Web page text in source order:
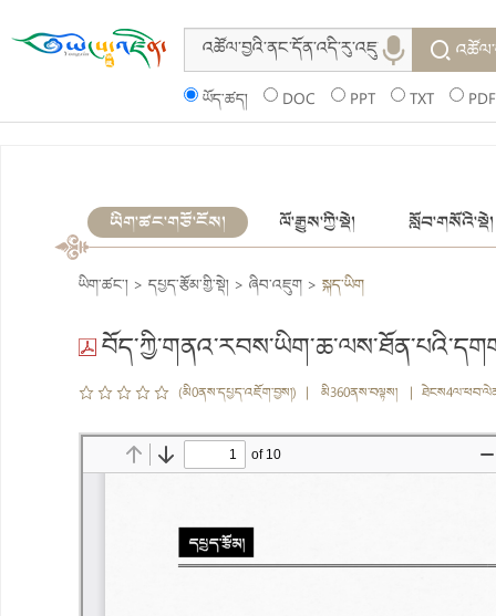
ཡོད་ཚད། DOC PPT TXT PDF
ཡིག་ཚང་གཙོ་ངོས། ལོ་རྒྱུས་ཀྱི་སྡེ། སློབ་གསོའི་སྡེ།
ཡིག་ཚང་། > དཔྱད་རྩོམ་གྱི་སྡེ། > ཞིབ་འཇུག > སྐད་ཡིག
(མི0ནས་དཔྱད་འཇོག་བྱས།) | མི360ནས་བལྟས། |